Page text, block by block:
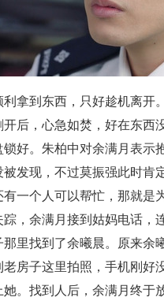
拿到东西，只好趁机离开
开后，心急如焚，好在东西
锁好。朱柏中对余满月表示
被发现，不过莫振强此时肯
一个人可以帮忙，那就是
，余满月接到姑妈电话，
那里找到了余曦晨。原来余
房子这里拍照，手机刚好
。找到人后，余满月终于